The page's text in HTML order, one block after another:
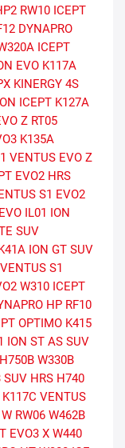
RW10 ICEPT
DYNAPRO
ICEPT
EVO K117A
KINERGY 4S
ICEPT K127A
Z RT05
K135A
VENTUS EVO Z
EVO2 HRS
S1 EVO2
IL01 ION
SUV
ION GT SUV
S1
W310 ICEPT
HP RF10
OPTIMO K415
ION ST AS SUV
W330B
SUV HRS H740
K117C VENTUS
RW06 W462B
EVO3 X W440